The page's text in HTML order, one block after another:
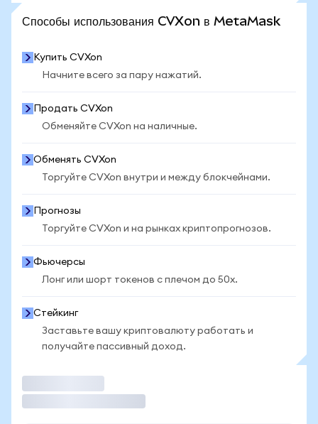
Способы использования CVXon в MetaMask
Купить CVXon
Начните всего за пару нажатий.
Продать CVXon
Обменяйте CVXon на наличные.
Обменять CVXon
Торгуйте CVXon внутри и между блокчейнами.
Прогнозы
Торгуйте CVXon и на рынках криптопрогнозов.
Фьючерсы
Лонг или шорт токенов с плечом до 50x.
Стейкинг
Заставьте вашу криптовалюту работать и
получайте пассивный доход.